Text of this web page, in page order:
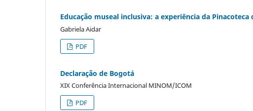
Educação museal inclusiva: a experiência da Pinacoteca
Gabriela Aidar
PDF
Declaração de Bogotá
XIX Conferência Internacional MINOM/ICOM
PDF